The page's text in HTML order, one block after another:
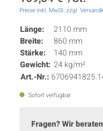
Preise inkl. MwSt. zzgl.
Länge:
2110 mm
Breite:
860 mm
Stärke:
140 mm
Gewicht: 24 kg/m²
Art.-Nr.:
Sofort verfügbar
Fragen? Wir